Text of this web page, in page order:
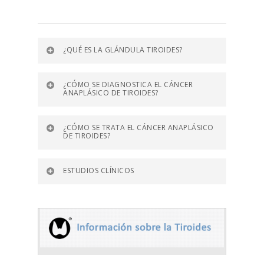
¿QUÉ ES LA GLÁNDULA TIROIDES?
¿CÓMO SE DIAGNOSTICA EL CÁNCER
ANAPLÁSICO DE TIROIDES?
¿CÓMO SE TRATA EL CÁNCER ANAPLÁSICO
DE TIROIDES?
ESTUDIOS CLÍNICOS